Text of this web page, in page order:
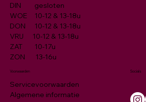
Voorwaarden
Servicevoorwaarden
Algemene informatie
DIN gesloten
WOE 10-12 & 13-18u
DON 10-12 & 13-18u
VRIJ 10-12 & 13-18u
ZAT 10-17u
ZON 13-16u
Socials